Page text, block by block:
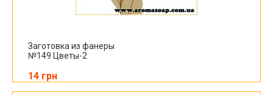
Заготовка из фанеры
№149 Цветы-2
14 грн